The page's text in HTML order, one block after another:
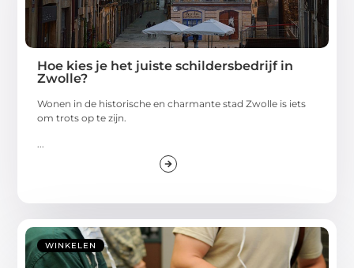
Hoe kies je het juiste schildersbedrijf in
Zwolle?
Wonen in de historische en charmante stad Zwolle is iets
om trots op te zijn.
WINKELEN